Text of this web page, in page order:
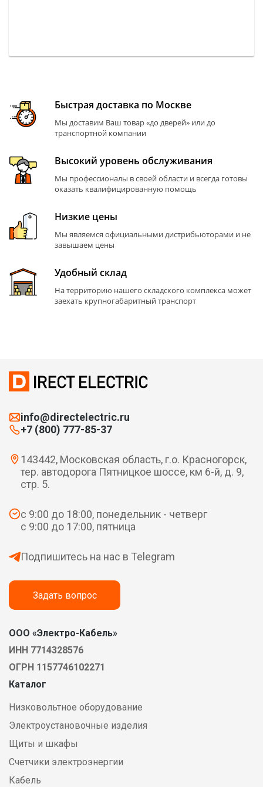
Быстрая доставка по Москве
Мы доставим Ваш товар «до дверей» или до
транспортной компании
Высокий уровень обслуживания
Мы профессионалы в своей области и всегда готовы
оказать квалифицированную помощь
Низкие цены
Мы являемся официальными дистрибьюторами и не
завышаем цены
Удобный склад
На территорию нашего складского комплекса может
заехать крупногабаритный транспорт
info@directelectric.ru
+7 (800) 777-85-37
143442, Московская область, г.о. Красногорск,
тер. автодорога Пятницкое шоссе, км 6-й, д. 9,
стр. 5.
с 9:00 до 18:00, понедельник - четверг
с 9:00 до 17:00, пятница
Подпишитесь на нас в Telegram
Задать вопрос
ООО «Электро-Кабель»
ИНН 7714328576
ОГРН 1157746102271
Каталог
Низковольтное оборудование
Электроустановочные изделия
Щиты и шкафы
Счетчики электроэнергии
Кабель